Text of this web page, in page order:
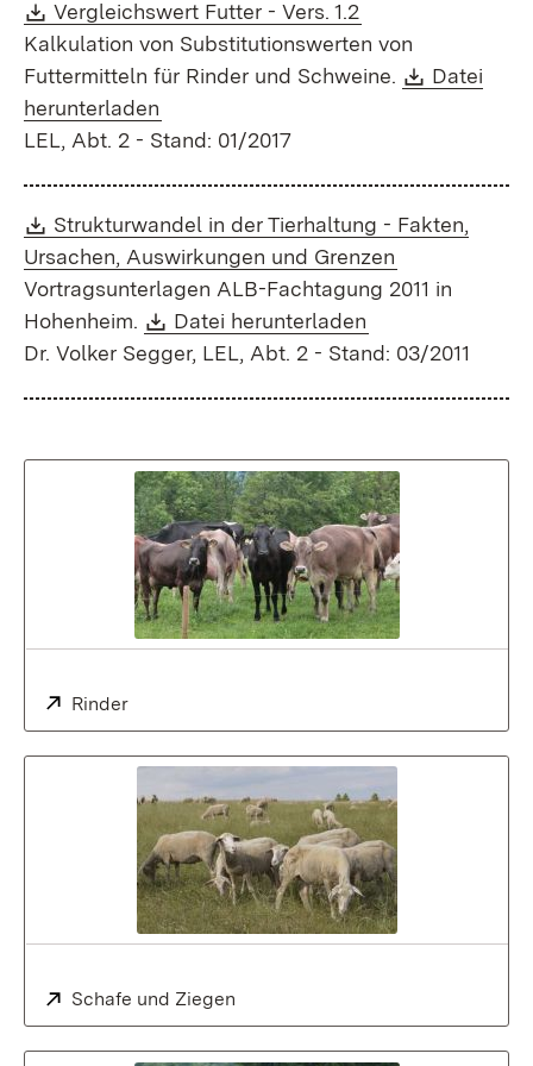
Download:
Vergleichswert Futter - Vers. 1.2
Kalkulation von Substitutionswerten von
Futtermitteln für Rinder und Schweine.
Datei
herunterladen
LEL, Abt. 2 - Stand: 01/2017
Download:
Strukturwandel in der Tierhaltung - Fakten,
Ursachen, Auswirkungen und Grenzen
Vortragsunterlagen ALB-Fachtagung 2011 in
Hohenheim.
Download:
Datei herunterladen
Dr. Volker Segger, LEL, Abt. 2 - Stand: 03/2011
Extern:
Rinder
Extern:
Schafe und Ziegen